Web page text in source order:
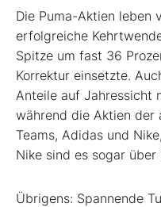
Die Puma-Aktien leben
erfolgreiche
Spitze um fast 36
Korrektur einsetzte.
Anteile auf Jahressicht
während die Aktien der
Teams, Adidas und
Nike sind es sogar über
Übrigens: Spannende